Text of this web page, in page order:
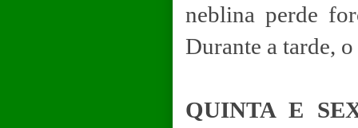
neblina perde
Durante a tarde,
QUINTA E